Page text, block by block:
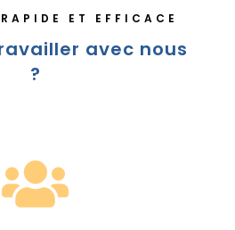
ET EFFICACE
avec nous
?
